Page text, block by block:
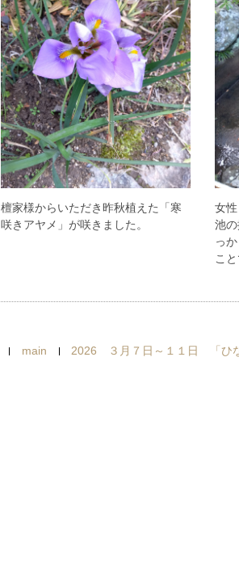
檀家様からいただき昨秋植えた「寒
咲きアヤメ」が咲きました。
女
池
っ
こと
main 2026 ３月７日～１１日 「ひな